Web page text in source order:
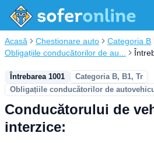
Acasă Chestionare auto
Categoria B
Obligațiile conducătorilor de au...
Întrebarea 1001
Categoria B, B1, Tr
Obligațiile conducătorilor de
Conducătorului de
interzice: